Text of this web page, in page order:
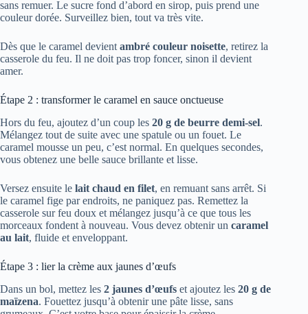
sans remuer. Le sucre fond d’abord en sirop, puis prend une
couleur dorée. Surveillez bien, tout va très vite.
Dès que le caramel devient ambré couleur noisette, retirez la
casserole du feu. Il ne doit pas trop foncer, sinon il devient
amer.
Étape 2 : transformer le caramel en sauce onctueuse
Hors du feu, ajoutez d’un coup les 20 g de beurre demi-sel.
Mélangez tout de suite avec une spatule ou un fouet. Le
caramel mousse un peu, c’est normal. En quelques secondes,
vous obtenez une belle sauce brillante et lisse.
Versez ensuite le lait chaud en filet, en remuant sans arrêt. Si
le caramel fige par endroits, ne paniquez pas. Remettez la
casserole sur feu doux et mélangez jusqu’à ce que tous les
morceaux fondent à nouveau. Vous devez obtenir un caramel
au lait, fluide et enveloppant.
Étape 3 : lier la crème aux jaunes d’œufs
Dans un bol, mettez les 2 jaunes d’œufs et ajoutez les 20 g de
maïzena. Fouettez jusqu’à obtenir une pâte lisse, sans